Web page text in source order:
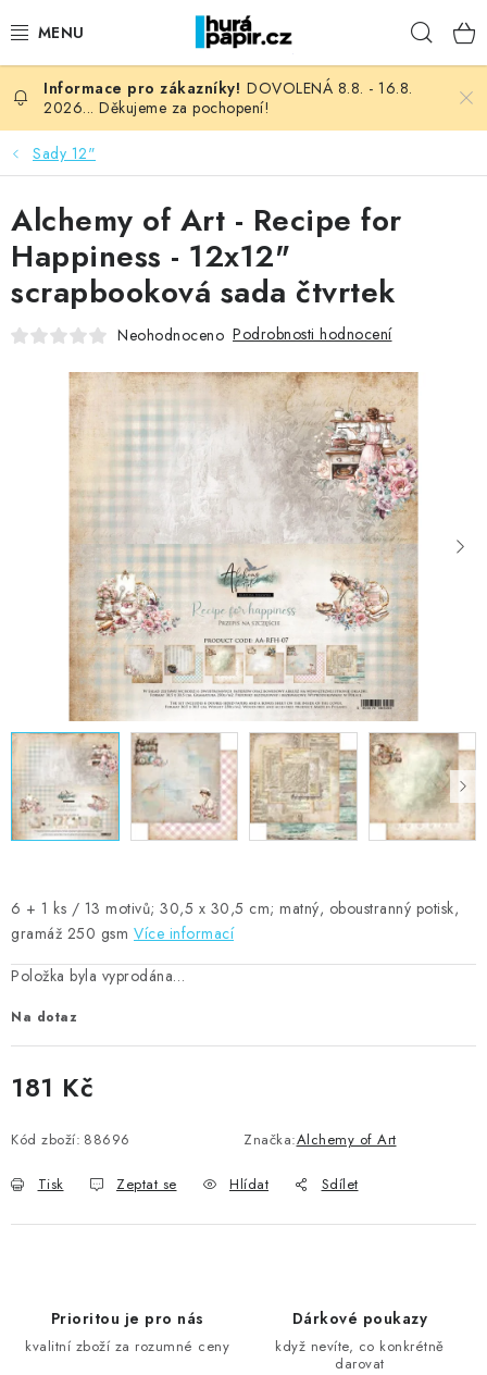
na
NOVINKY
HURÁ DÍLNA
VŠECHNO ZBOŽÍ
KNIHAŘSKÝ MATERIÁL
OBLÍBENÉ ♥️
FOTORECENZE
MOJE OBJEDNÁVKA
ZNAČKY
Doprava Kontakty Moje objednávka
Oblíbené ♥️
Hodnocení obchodu
Obchodní podmínky
Podmínky ochrany osobních údajů
Ověřování recenzí
Jak nakupovat
DOVOLENÁ 8.8. - 16.8.
2026... Děkujeme za pochopení!
Sady 12"
6 + 1 ks / 13 motivů; 30,5 x 30,5 cm; matný, oboustranný potisk,
gramáž 250 gsm Více informací
Položka byla vyprodána…
Na dotaz
181 Kč
Kód zboží: 88696 Značka:Alchemy of Art
Tisk Zeptat se Hlídat Sdílet
Alchemy of Art - Recipe for
Happiness - 12x12"
scrapbooková sada čtvrtek
Neohodnoceno Podrobnosti hodnocení
Prioritou je pro nás
kvalitní zboží za rozumné ceny
Dárkové poukazy
když nevíte, co konkrétně
darovat